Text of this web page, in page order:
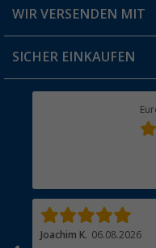
Jobs & Karriere
Versandinformationen
Rücksendung
WIR VERSENDEN MIT
SICHER EINKAUFEN
Joachim K. 06.08.2026